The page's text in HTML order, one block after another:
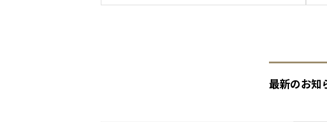
最新のお知